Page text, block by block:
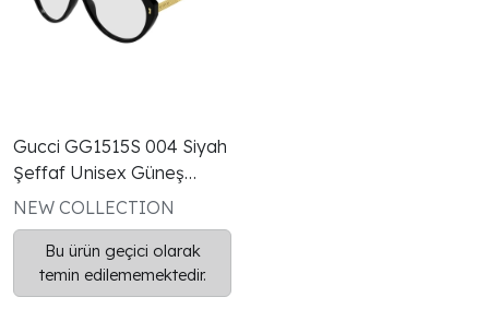
Gucci GG1515S 004 Siyah
Şeffaf Unisex Güneş
Gözlüğü
NEW COLLECTION
Bu ürün geçici olarak
temin edilememektedir.